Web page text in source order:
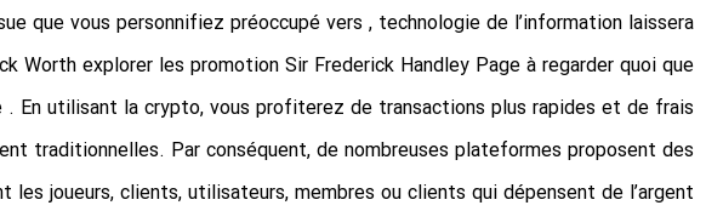
que vous personnifiez préoccupé vers , technologie de l’information laissera
Worth explorer les promotion Sir Frederick Handley Page à regarder quoi que
En utilisant la crypto, vous profiterez de transactions plus rapides et de frais
traditionnelles. Par conséquent, de nombreuses plateformes proposent des
joueurs, clients, utilisateurs, membres ou clients qui dépensent de l’argent